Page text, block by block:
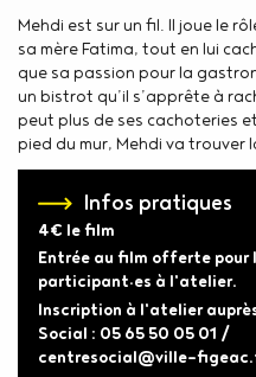
Mehdi est sur un fil. Il joue le
sa mère Fatima, tout en lui
que sa passion pour la
un bistrot qu’il s’apprête à
peut plus de ses cachoteries
pied du mur, Mehdi va trouver
Infos pratiques
4€ le film
Entrée au film offerte pour
participant·es à l'atelier.
Inscription à l'atelier
Social : 05 65 50 05 01 /
centresocial@ville-